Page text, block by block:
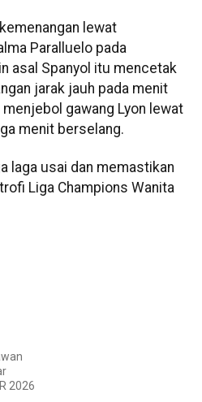
lewat
Paralluelo pada
asal Spanyol itu mencetak
jarak jauh pada menit
gawang Lyon lewat
menit berselang.
laga usai dan memastikan
Liga Champions Wanita
2026